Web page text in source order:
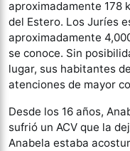
aproximadamente 178
del Estero. Los Juríes
aproximadamente
se conoce. Sin
lugar, sus habitantes
atenciones de mayor
Desde los 16 años,
sufrió un ACV que la
Anabela estaba